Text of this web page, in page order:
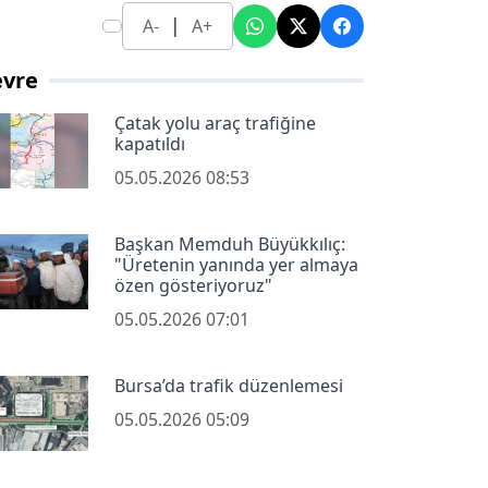
A- | A+
Çatak yolu araç trafiğine
kapatıldı
05.05.2026 08:53
Başkan Memduh Büyükkılıç:
"Üretenin yanında yer almaya
özen gösteriyoruz"
05.05.2026 07:01
Bursa’da trafik düzenlemesi
05.05.2026 05:09